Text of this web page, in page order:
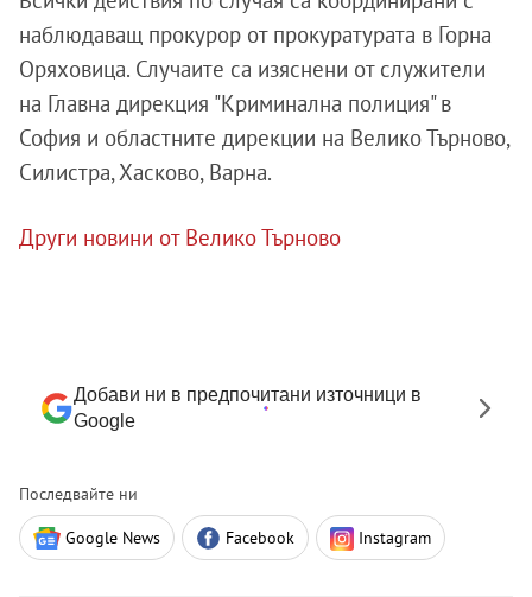
наблюдаващ прокурор от прокуратурата в Горна
Оряховица. Случаите са изяснени от служители
на Главна дирекция "Криминална полиция" в
София и областните дирекции на Велико Търново,
Силистра, Хасково, Варна.
Други новини от Велико Търново
Добави ни в предпочитани източници в
Google
Последвайте ни
Google News Facebook Instagram